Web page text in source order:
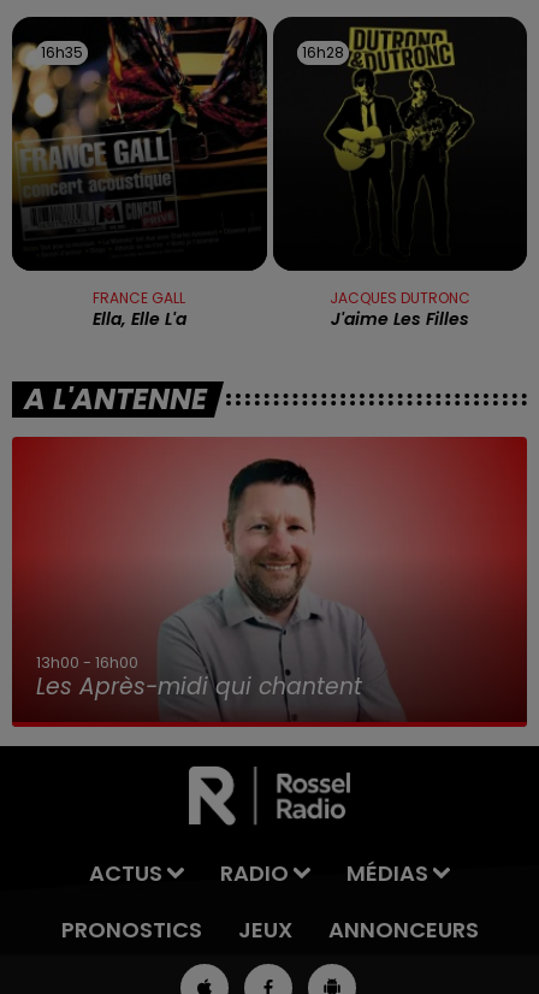
16h35
16h35
FRANCE GALL
Ella, Elle L'a
16h28
16h28
JACQUES DUTRONC
J'aime Les Filles
A L'ANTENNE
16h00 - 19h00
Le Jukebox RDL
ACTUS RADIO
MÉDIAS
PRONOSTICS
JEUX ANNONCEURS